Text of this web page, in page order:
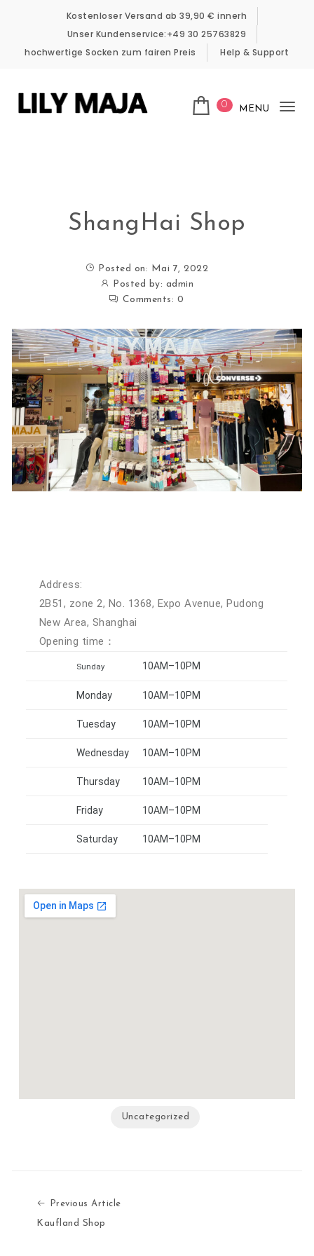
Kostenloser Versand ab 39,90 € innerh
Unser Kundenservice:+49 30 25763829
hochwertige Socken zum fairen Preis
Help & Support
0 MENU
ShangHai Shop
Posted on: Mai 7, 2022
Posted by: admin
Comments: 0
Address:
2B51, zone 2, No. 1368, Expo Avenue, Pudong
New Area, Shanghai
Opening time：
Sunday 10AM–10PM
Monday 10AM–10PM
Tuesday 10AM–10PM
Wednesday 10AM–10PM
Thursday 10AM–10PM
Friday 10AM–10PM
Saturday 10AM–10PM
Uncategorized
Previous Article
Kaufland Shop